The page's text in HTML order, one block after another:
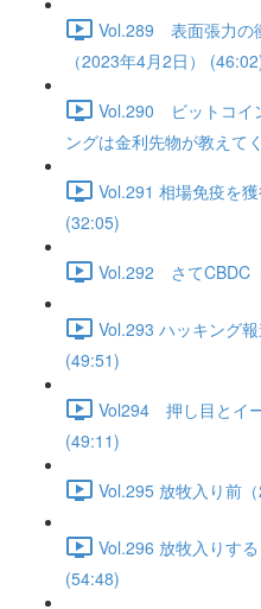
Vol.289 表面張力の
（2023年4月2日）
Vol.290 ビットコイ
ングは金利先物が教えて
Vol.291 相場免疫を
(32:05)
Vol.292 さてCBDC
Vol.293 ハッキング
(49:51)
Vol294 押し目とイ
(49:11)
Vol.295 放牧入り前
Vol.296 放牧入りす
(54:48)